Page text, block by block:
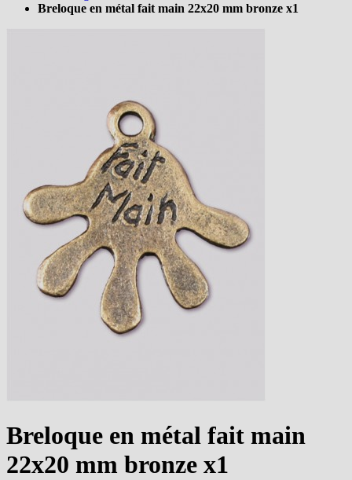
Breloque en métal fait main 22x20 mm bronze x1
Breloque en métal fait main
22x20 mm bronze x1